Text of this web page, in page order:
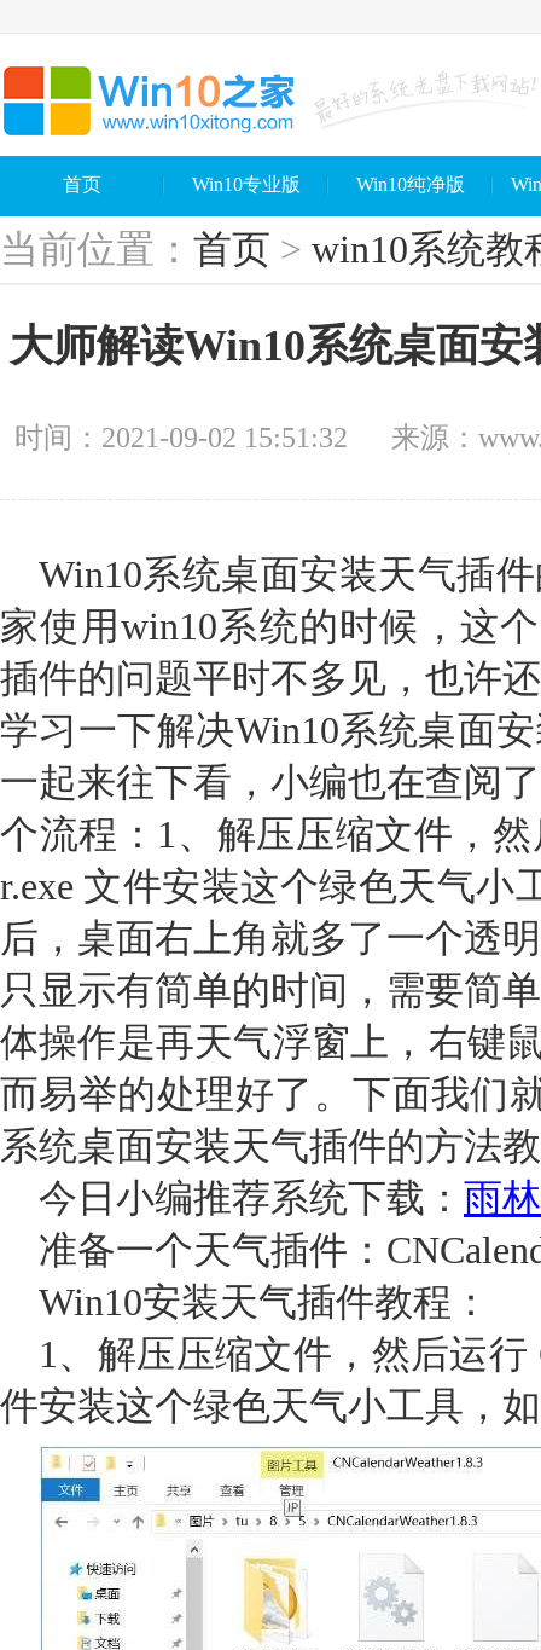
首页 Win10专业版 Win10纯净版
当前位置： 首页 > win10系统教
大师解读Win10系统桌面
时间：2021-09-02 15:51:32 来源：
Win10系统桌面安装天气插
家使用win10系统的时候，这
插件的问题平时不多见，也许
学习一下解决Win10系统桌面
一起来往下看，小编也在查阅
个流程：1、解压压缩文件，然
r.exe 文件安装这个绿色天气小
后，桌面右上角就多了一个透
只显示有简单的时间，需要简
体操作是再天气浮窗上，右键
而易举的处理好了。下面我们
系统桌面安装天气插件的方法
今日小编推荐系统下载： 雨
准备一个天气插件：
Win10安装天气插件教程：
1、解压压缩文件，然后运行
件安装这个绿色天气小工具，